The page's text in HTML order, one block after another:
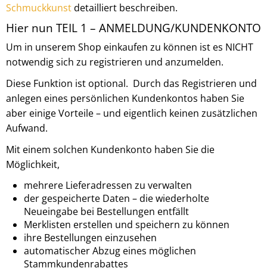
Schmuckkunstdetailliert beschreiben.
Hier nun TEIL 1 – ANMELDUNG/KUNDENKONTO
Um in unserem Shop einkaufen zu können ist es NICHT
notwendig sich zu registrieren und anzumelden.
Diese Funktion ist optional. Durch das Registrieren und
anlegen eines persönlichen Kundenkontos haben Sie
aber einige Vorteile – und eigentlich keinen zusätzlichen
Aufwand.
Mit einem solchen Kundenkonto haben Sie die
Möglichkeit,
mehrere Lieferadressen zu verwalten
der gespeicherte Daten – die wiederholte
Neueingabe bei Bestellungen entfällt
Merklisten erstellen und speichern zu können
ihre Bestellungen einzusehen
automatischer Abzug eines möglichen
Stammkundenrabattes